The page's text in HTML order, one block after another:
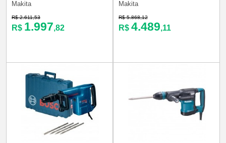
Makita
R$ 2.611,53
R$ 1.997,82
Makita
R$ 5.868,12
R$ 4.489,11